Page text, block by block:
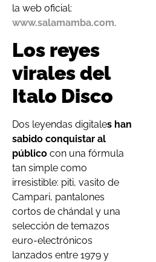
la web oficial:
www.salamamba.com.
Los reyes
virales del
Italo Disco
Dos leyendas digitales han
sabido conquistar al
público con una fórmula
tan simple como
irresistible: piti, vasito de
Campari, pantalones
cortos de chándal y una
selección de temazos
euro-electrónicos
lanzados entre 1979 y